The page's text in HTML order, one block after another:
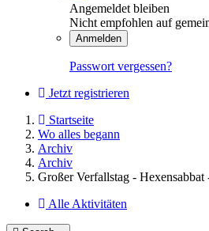
Angemeldet bleiben
Nicht empfohlen auf
Anmelden
Passwort vergessen?
Jetzt registrieren
Startseite
Wo alles begann
Archiv
Archiv
Großer Verfallstag - Hexensabbat
Alle Aktivitäten